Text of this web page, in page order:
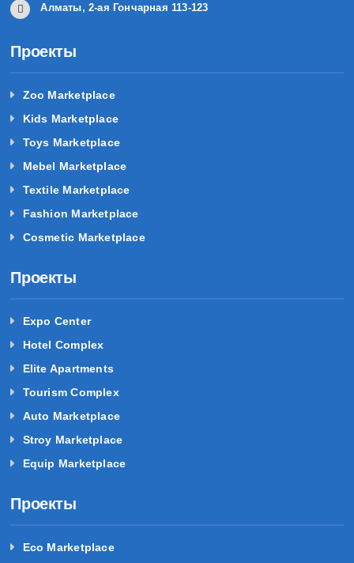
Алматы, 2-ая Гончарная 113-123
Проекты
Zoo Marketplace
Kids Marketplace
Toys Marketplace
Mebel Marketplace
Textile Marketplace
Fashion Marketplace
Cosmetic Marketplace
Проекты
Expo Center
Hotel Complex
Elite Apartments
Tourism Complex
Auto Marketplace
Stroy Marketplace
Equip Marketplace
Проекты
Eco Marketplace